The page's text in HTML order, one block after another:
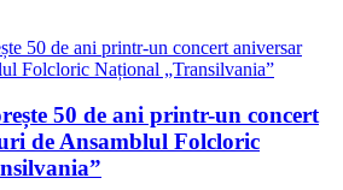
50 de ani printr-un concert
de Ansamblul Folcloric